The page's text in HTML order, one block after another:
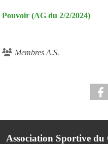
Pouvoir (AG du 2/2/2024)
Membres A.S.
Association Sportive